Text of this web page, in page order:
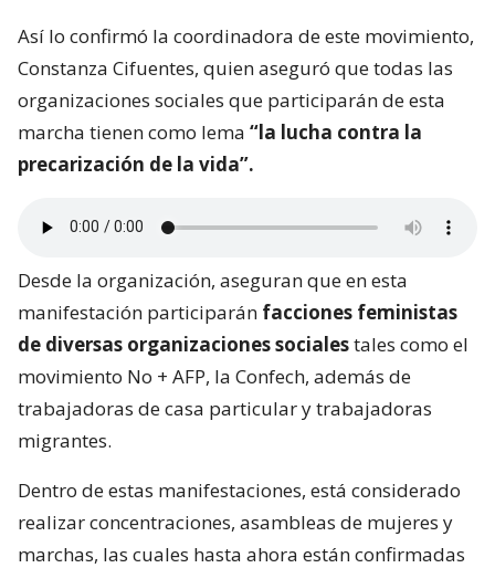
Así lo confirmó la coordinadora de este movimiento,
Constanza Cifuentes, quien aseguró que todas las
organizaciones sociales que participarán de esta
marcha tienen como lema “la lucha contra la
precarización de la vida”.
Desde la organización, aseguran que en esta
manifestación participarán facciones feministas
de diversas organizaciones socialestales como el
movimiento No + AFP, la Confech, además de
trabajadoras de casa particular y trabajadoras
migrantes.
Dentro de estas manifestaciones, está considerado
realizar concentraciones, asambleas de mujeres y
marchas, las cuales hasta ahora están confirmadas